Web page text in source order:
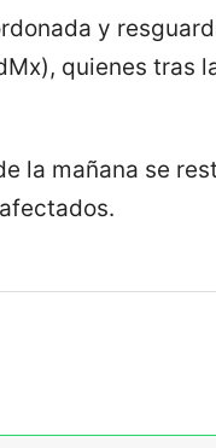
y
quienes tras
la mañana se